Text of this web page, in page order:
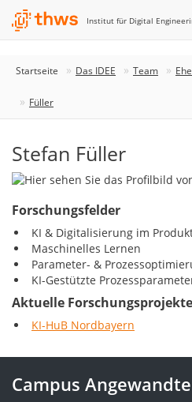
Institut für Digital
Startseite Das IDEE Team
Füller
Stefan Füller
Forschungsfelder
KI & Digitalisierung im
Maschinelles Lernen
Parameter- &
KI-Gestützte
Aktuelle Forschungsprojekte
KI-HuB Nordbayern
Campus